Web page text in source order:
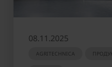
08.11.2025
AGRITECHNICA